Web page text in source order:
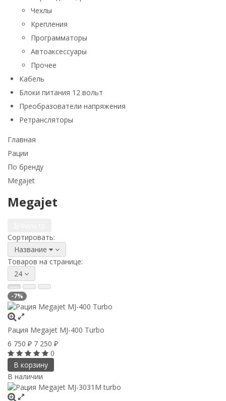
Чехлы
Крепления
Программаторы
Автоаксессуары
Прочее
Кабель
Блоки питания 12 вольт
Преобразователи напряжения
Ретрансляторы
Главная
Рации
По бренду
Megajet
Megajet
Сортировать:
Название
Товаров на странице:
24
-7%
Рация Megajet MJ-400 Turbo
6 750 ₽ 7 250 ₽
0
В корзину
В наличии